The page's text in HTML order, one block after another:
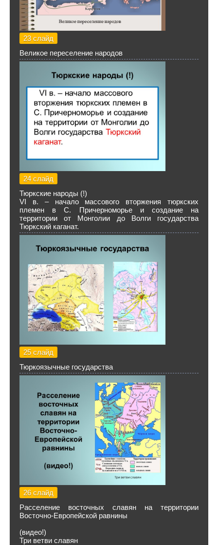
23 слайд
Великое переселение народов
24 слайд
Тюркские народы (!)
VI в. – начало массового вторжения тюркских
племен в С. Причерноморье и создание на
территории от Монголии до Волги государства
Тюркский каганат.
25 слайд
Тюркоязычные государства
26 слайд
Расселение восточных славян на территории
Восточно-Европейской равнины
(видео!)
Три ветви славян